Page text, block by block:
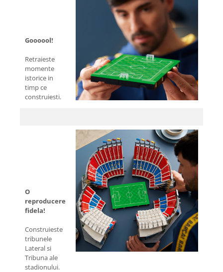
Goooool!
Retraieste
momente
istorice in
timp ce
construiesti.
O
reproducere
fidela!
Construieste
tribunele
Lateral si
Tribuna ale
stadionului.